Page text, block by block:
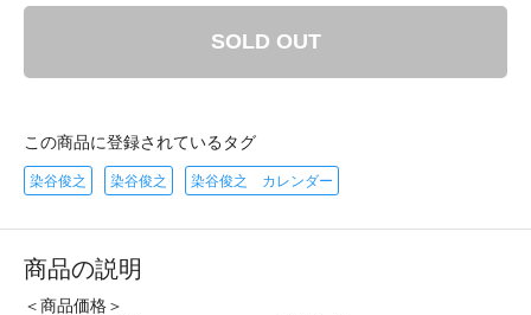
SOLD OUT
この商品に登録されているタグ
染谷俊之 染谷俊之 染谷俊之 カレンダー
商品の説明
＜商品価格＞